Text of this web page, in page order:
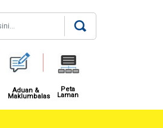
Aduan &
Maklumbalas
Peta
Laman